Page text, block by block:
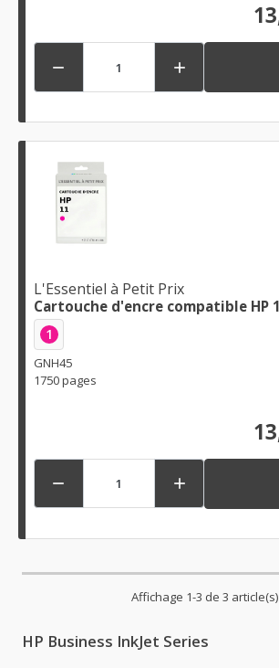
 
L'Essentiel à Petit Prix
Cartouche d'encre compatible HP
1
GNH45
1750 pages
 
Affichage 1-3 de 3 article(s)
HP Business InkJet Series